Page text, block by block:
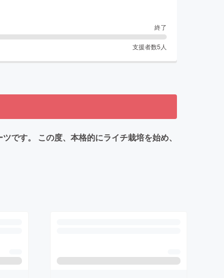
終了
支援者数5 人
です。 この度、本格的にライチ栽培を始め、